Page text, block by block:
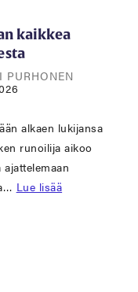
kaikkea
PURHONEN
alkaen lukijansa
runoilija aikoo
Lue lisää